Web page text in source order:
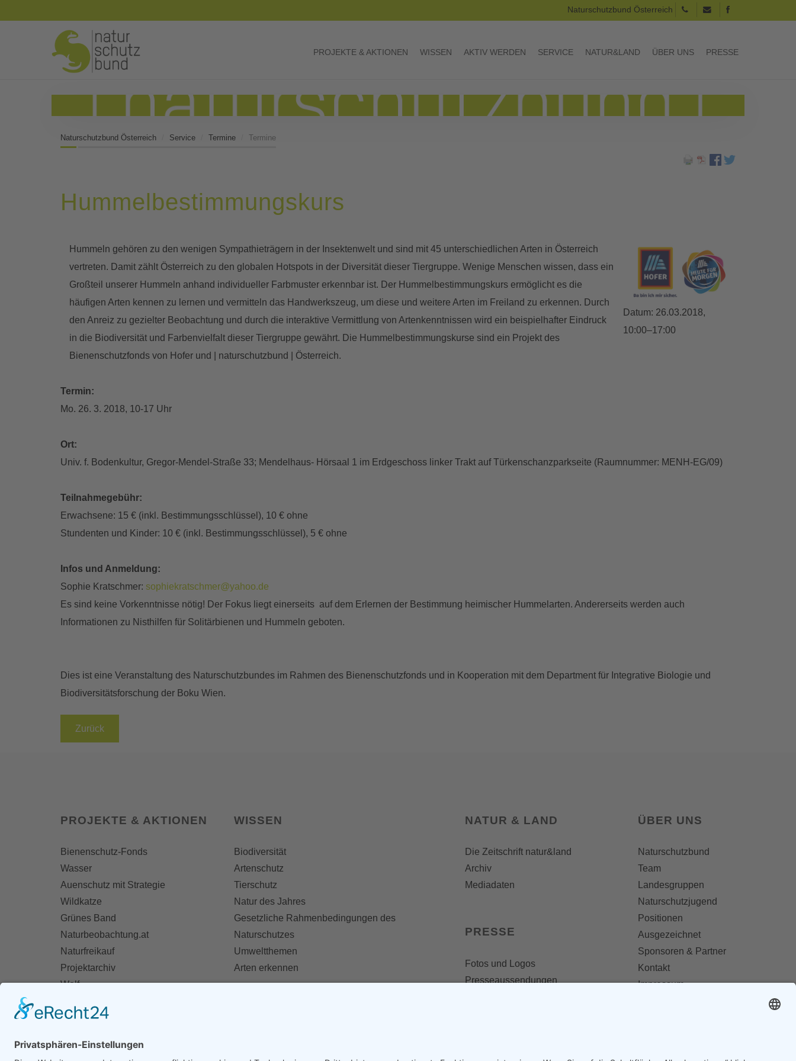
Naturschutzbund Österreich
PROJEKTE & AKTIONEN WISSEN AKTIV WERDEN SERVICE NATUR&LAND ÜBER UNS PRESSE
Naturschutzbund Österreich Service Termine Termine
Hummelbestimmungskurs
Hummeln gehören zu den wenigen Sympathieträgern in der Insektenwelt und sind mit 45 unterschiedlichen Arten in Österreich
vertreten. Damit zählt Österreich zu den globalen Hotspots in der Diversität dieser Tiergruppe. Wenige Menschen wissen, dass ein
Großteil unserer Hummeln anhand individueller Farbmuster erkennbar ist. Der Hummelbestimmungskurs ermöglicht es die
häufigen Arten kennen zu lernen und vermitteln das Handwerkszeug, um diese und weitere Arten im Freiland zu erkennen. Durch
den Anreiz zu gezielter Beobachtung und durch die interaktive Vermittlung von Artenkenntnissen wird ein beispielhafter Eindruck
in die Biodiversität und Farbenvielfalt dieser Tiergruppe gewährt. Die Hummelbestimmungskurse sind ein Projekt des
Bienenschutzfonds von Hofer und | naturschutzbund | Österreich.
Termin:
Mo. 26. 3. 2018, 10-17 Uhr
Ort:
Univ. f. Bodenkultur, Gregor-Mendel-Straße 33; Mendelhaus- Hörsaal 1 im Erdgeschoss linker Trakt auf Türkenschanzparkseite (Raumnummer: MENH-EG/09)
Teilnahmegebühr:
Erwachsene: 15 € (inkl. Bestimmungsschlüssel), 10 € ohne
Stundenten und Kinder: 10 € (inkl. Bestimmungsschlüssel), 5 € ohne
Infos und Anmeldung:
Sophie Kratschmer: sophiekratschmer@yahoo.de
Es sind keine Vorkenntnisse nötig! Der Fokus liegt einerseits auf dem Erlernen der Bestimmung heimischer Hummelarten. Andererseits werden auch
Informationen zu Nisthilfen für Solitärbienen und Hummeln geboten.
Dies ist eine Veranstaltung des Naturschutzbundes im Rahmen des Bienenschutzfonds und in Kooperation mit dem Department für Integrative Biologie und
Biodiversitätsforschung der Boku Wien.
Datum: 26.03.2018,
10:00–17:00
Zurück
PROJEKTE & AKTIONEN
Bienenschutz-Fonds
Wasser
Auenschutz mit Strategie
Wildkatze
Grünes Band
Naturbeobachtung.at
Naturfreikauf
Projektarchiv
Wolf
WISSEN
Biodiversität
Artenschutz
Tierschutz
Natur des Jahres
Gesetzliche Rahmenbedingungen des
Naturschutzes
Umweltthemen
Arten erkennen
NATUR & LAND
Die Zeitschrift natur&land
Archiv
Mediadaten
PRESSE
Fotos und Logos
Presseaussendungen
ÜBER UNS
Naturschutzbund
Team
Landesgruppen
Naturschutzjugend
Positionen
Ausgezeichnet
Sponsoren & Partner
Kontakt
Impressum